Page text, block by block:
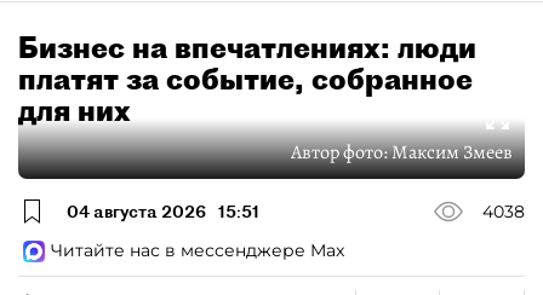
Бизнес на впечатлениях: люди
платят за событие, собранное
для них
Автор фото:Максим Змеев
04 августа 2026 15:51
4038
Читайте нас в мессенджере Max